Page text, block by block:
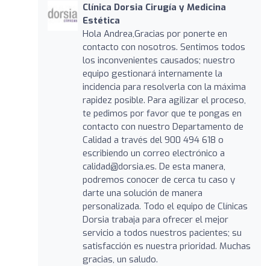
Clínica Dorsia Cirugía y Medicina
Estética
Hola Andrea,Gracias por ponerte en
contacto con nosotros. Sentimos todos
los inconvenientes causados; nuestro
equipo gestionará internamente la
incidencia para resolverla con la máxima
rapidez posible. Para agilizar el proceso,
te pedimos por favor que te pongas en
contacto con nuestro Departamento de
Calidad a través del 900 494 618 o
escribiendo un correo electrónico a
calidad@dorsia.es. De esta manera,
podremos conocer de cerca tu caso y
darte una solución de manera
personalizada. Todo el equipo de Clínicas
Dorsia trabaja para ofrecer el mejor
servicio a todos nuestros pacientes; su
satisfacción es nuestra prioridad. Muchas
gracias, un saludo.